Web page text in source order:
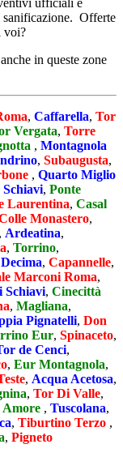
ufficiali e
sanificazione. Offerte
voi?
anche in queste zone
, Caffarella, Tor
Vergata, Torre
, Montagnola
, Subaugusta,
, Quarto Miglio
, Ponte
Laurentina, Casal
Monastero,
, Ardeatina,
, Torrino,
Decima, Capannelle,
Marconi Roma,
Schiavi, Cinecittà
, Magliana,
Pignatelli, Don
Eur, Spinaceto,
de Cenci,
, Eur Montagnola,
, Acqua Acetosa,
, Tor Di Valle,
, Tuscolana,
, Tiburtino Terzo ,
, Pigneto